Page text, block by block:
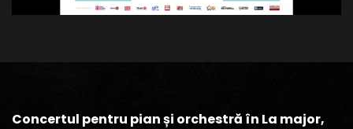
Concertul pentru pian și orchestră în La major,